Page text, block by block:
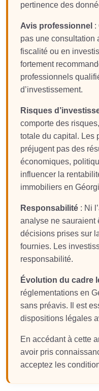
pertinence des
Avis professionnel :
pas une consultation
fiscalité ou en
fortement
professionnels
d’investissement.
Risques
comporte des
totale du capital. Les
préjugent pas des
économiques,
influencer la
immobiliers en
Responsabilité : Ni
analyse ne sauraient
décisions prises sur
fournies. Les
responsabilité.
Évolution du cadre
réglementations en
sans préavis. Il est
dispositions légales
En accédant à cette
avoir pris
acceptez les